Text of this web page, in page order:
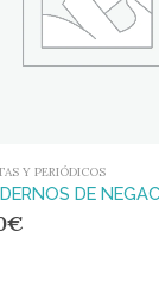
Y PERIÓDICOS
€